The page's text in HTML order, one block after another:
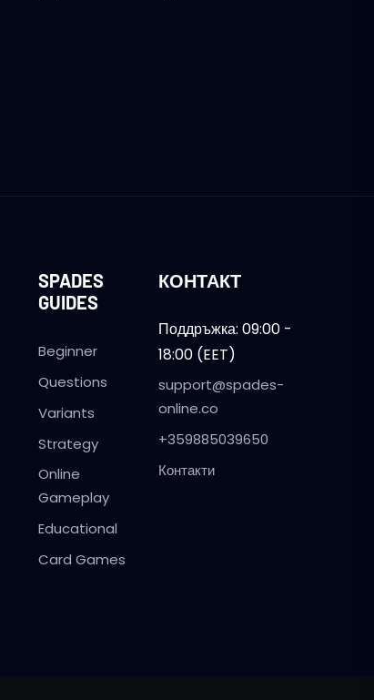
SPADES
GUIDES
Beginner
Questions
Variants
Strategy
Online
Gameplay
Educational
Card Games
КОНТАКТ
Поддръжка: 09:00 -
18:00 (EET)
support@spades-
online.co
+359885039650
Контакти